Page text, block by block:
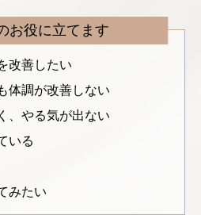
お役に立てます
改善したい
体調が改善しない
、やる気が出ない
いる
みたい